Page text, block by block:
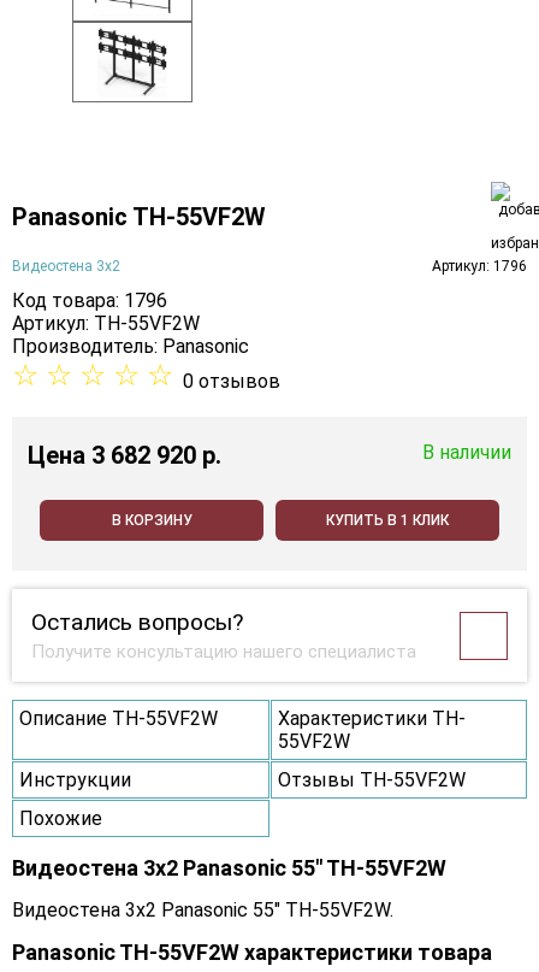
Panasonic TH-55VF2W
Видеостена 3х2 Артикул: 1796
Код товара: 1796
Артикул: TH-55VF2W
Производитель: Panasonic
☆ ☆ ☆ ☆ ☆ 0 отзывов
Цена 3 682 920 p. В наличии
В КОРЗИНУ КУПИТЬ В 1 КЛИК
Остались вопросы?
Получите консультацию нашего специалиста
Описание TH-55VF2W
Характеристики TH-
55VF2W
Инструкции
Отзывы TH-55VF2W
Похожие
Видеостена 3x2 Panasonic 55" TH-55VF2W
Видеостена 3x2 Panasonic 55" TH-55VF2W.
Panasonic TH-55VF2W характеристики товара